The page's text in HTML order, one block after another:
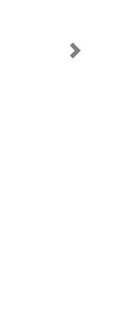
Next